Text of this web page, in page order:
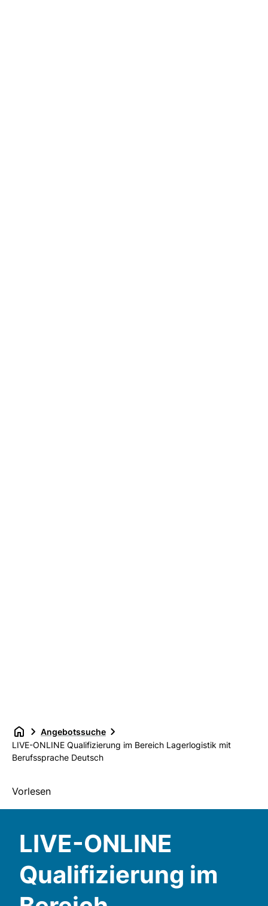
Angebotssuche
LIVE-ONLINE Qualifizierung im Bereich Lagerlogistik mit
Berufssprache Deutsch
Vorlesen
LIVE-ONLINE
Qualifizierung im